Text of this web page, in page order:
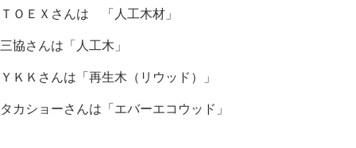
ＴＯＥＸさんは 「人工木材」
三協さんは「人工木」
ＹＫＫさんは「再生木（リウッド）」
タカショーさんは「エバーエコウッド」